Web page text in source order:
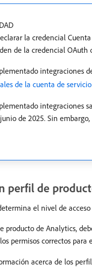
la credencial
de la credencial OAuth
integraciones
de la cuenta de
integraciones
de 2025. Sin
perfil de
el nivel de
producto de Analytics,
permisos correctos para
acerca de los